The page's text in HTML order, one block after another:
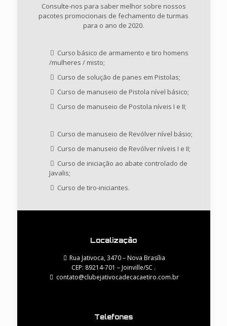
Consulte-nos para saber melhor sobre nossos
pacotes promocionais de fechamento de turmas
para o ano de 2020.
Curso básico de armamento e tiro homens
/mulheres / misto;
Curso de solução de panes em Pistolas;
Curso de manuseio de Pistola nível básico;
Curso de manuseio de Postola níveis I e II;
Curso de manuseio de Revólver nível básio;
Curso de manuseio de Revólver níveis I e II;
Curso de iniciação ao abate controlado de
Javalis;
Curso de tiro-iniciantes.
Localização
Rua Jativoca, 3470 – Nova Brasília
CEP: 89214-701 – Joinville/SC .
contato@clubejativocadecacaetiro.com.br
Telefones